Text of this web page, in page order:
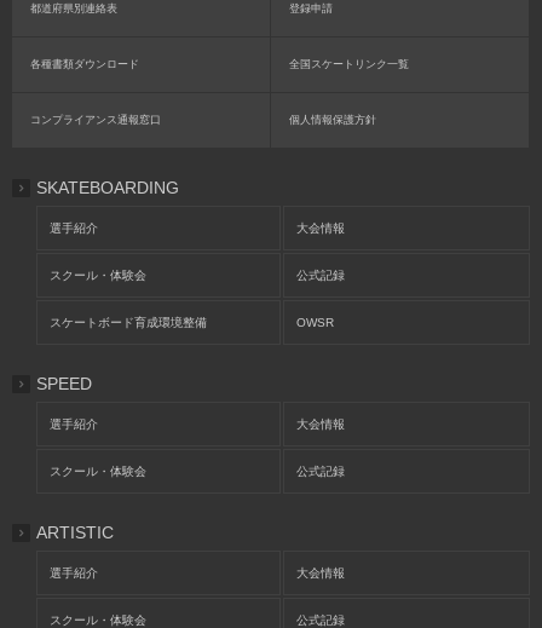
都道府県別連絡表 登録申請
各種書類ダウンロード 全国スケートリンク一覧
コンプライアンス通報窓口 個人情報保護方針
SKATEBOARDING
選手紹介 大会情報
スクール・体験会 公式記録
スケートボード育成環境整備 OWSR
SPEED
選手紹介 大会情報
スクール・体験会 公式記録
ARTISTIC
選手紹介 大会情報
スクール・体験会 公式記録